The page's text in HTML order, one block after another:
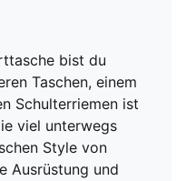
bist du
Taschen, einem
Schulterriemen ist
viel unterwegs
Style von
Ausrüstung und